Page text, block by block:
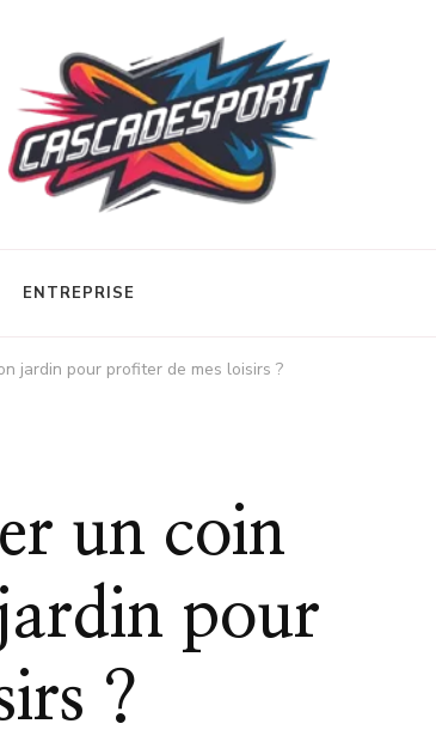
ENTREPRISE
jardin pour profiter de mes loisirs ?
un coin
pour
?